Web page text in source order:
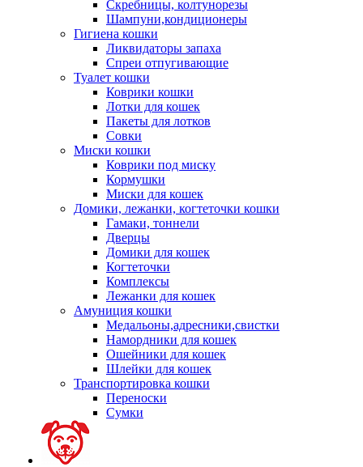
Скребницы, колтунорезы
Шампуни,кондиционеры
Гигиена кошки
Ликвидаторы запаха
Спреи отпугивающие
Туалет кошки
Коврики кошки
Лотки для кошек
Пакеты для лотков
Совки
Миски кошки
Коврики под миску
Кормушки
Миски для кошек
Домики, лежанки, когтеточки кошки
Гамаки, тоннели
Дверцы
Домики для кошек
Когтеточки
Комплексы
Лежанки для кошек
Амуниция кошки
Медальоны,адресники,свистки
Намордники для кошек
Ошейники для кошек
Шлейки для кошек
Транспортировка кошки
Переноски
Сумки